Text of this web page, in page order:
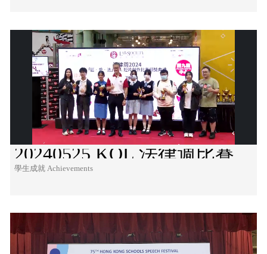
20240525 KOL 法律週比賽
學生成就 Achievements